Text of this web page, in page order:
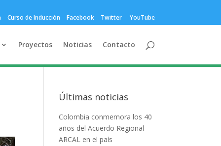
Curso de Inducción Facebook Twitter YouTube
Proyectos Noticias Contacto
Últimas noticias
Colombia conmemora los 40
años del Acuerdo Regional
ARCAL en el país